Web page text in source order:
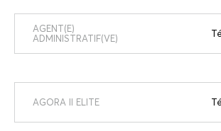
AGENT(E)
ADMINISTRATIF(VE)
AGORA II ELITE